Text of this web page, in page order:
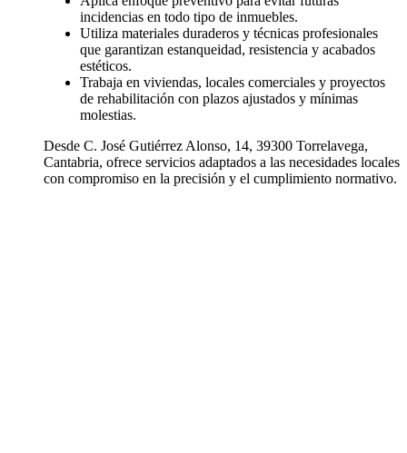
incidencias en todo tipo de inmuebles.
Utiliza materiales duraderos y técnicas profesionales
que garantizan estanqueidad, resistencia y acabados
estéticos.
Trabaja en viviendas, locales comerciales y proyectos
de rehabilitación con plazos ajustados y mínimas
molestias.
Desde C. José Gutiérrez Alonso, 14, 39300 Torrelavega,
Cantabria, ofrece servicios adaptados a las necesidades locales
con compromiso en la precisión y el cumplimiento normativo.